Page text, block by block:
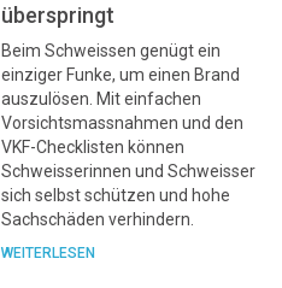
überspringt
Beim Schweissen genügt ein
einziger Funke, um einen Brand
auszulösen. Mit einfachen
Vorsichtsmassnahmen und den
VKF-Checklisten können
Schweisserinnen und Schweisser
sich selbst schützen und hohe
Sachschäden verhindern.
WEITERLESEN